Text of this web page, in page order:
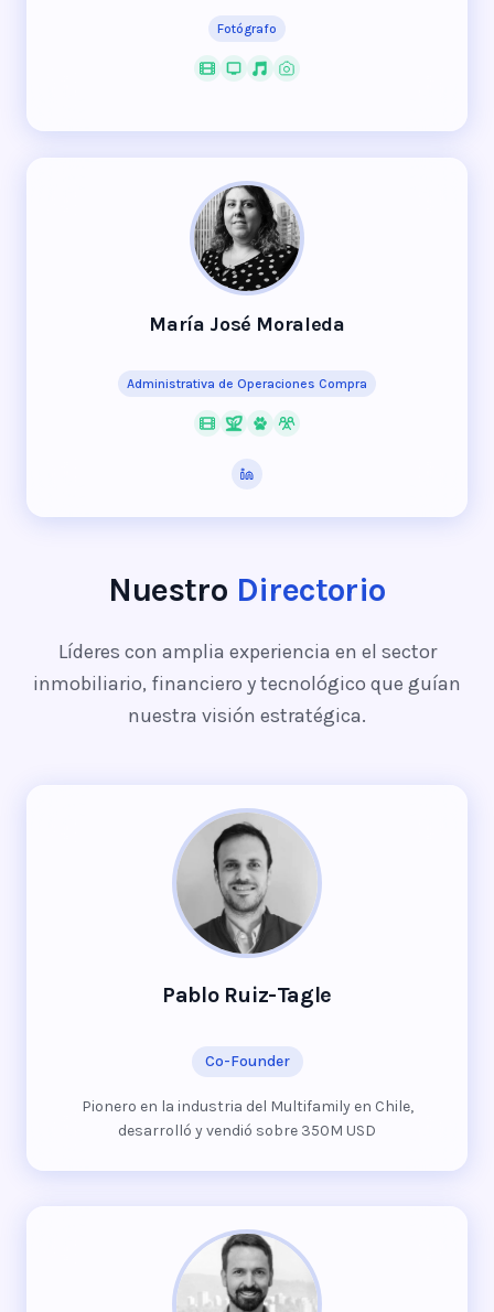
Fotógrafo
María José Moraleda
Administrativa de Operaciones Compra
Nuestro Directorio
Líderes con amplia experiencia en el sector
inmobiliario, financiero y tecnológico que guían
nuestra visión estratégica.
Pablo Ruiz-Tagle
Co-Founder
Pionero en la industria del Multifamily en Chile,
desarrolló y vendió sobre 350M USD